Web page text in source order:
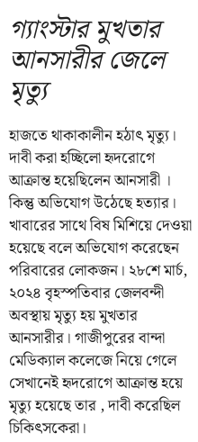
গ্যাংস্টার মুখতার
আনসারীর জেলে
মৃত্যু
হাজতে থাকাকালীন হঠাৎ মৃত্যু।
দাবী করা হচ্ছিলো হৃদরোগে
আক্রান্ত হয়েছিলেন আনসারী ।
কিন্তু অভিযোগ উঠেছে হত্যার।
খাবারের সাথে বিষ মিশিয়ে দেওয়া
হয়েছে বলে অভিযোগ করেছেন
পরিবারের লোকজন। ২৮শে মার্চ,
২০২৪ বৃহস্পতিবার জেলবন্দী
অবস্থায় মৃত্যু হয় মুখতার
আনসারীর। গাজীপুরের বান্দা
মেডিক্যাল কলেজে নিয়ে গেলে
সেখানেই হৃদরোগে আক্রান্ত হয়ে
মৃত্যু হয়েছে তার , দাবী করেছিল
চিকিৎসকেরা।